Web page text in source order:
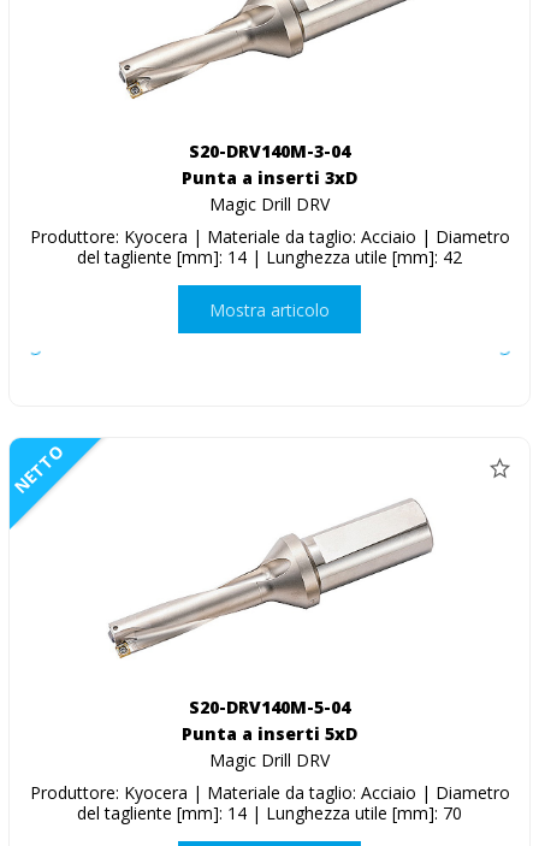
S20-DRV140M-3-04
Punta a inserti 3xD
Magic Drill DRV
Produttore: Kyocera | Materiale da taglio: Acciaio | Diametro
del tagliente [mm]: 14 | Lunghezza utile [mm]: 42
Mostra articolo
NETTO
S20-DRV140M-5-04
Punta a inserti 5xD
Magic Drill DRV
Produttore: Kyocera | Materiale da taglio: Acciaio | Diametro
del tagliente [mm]: 14 | Lunghezza utile [mm]: 70